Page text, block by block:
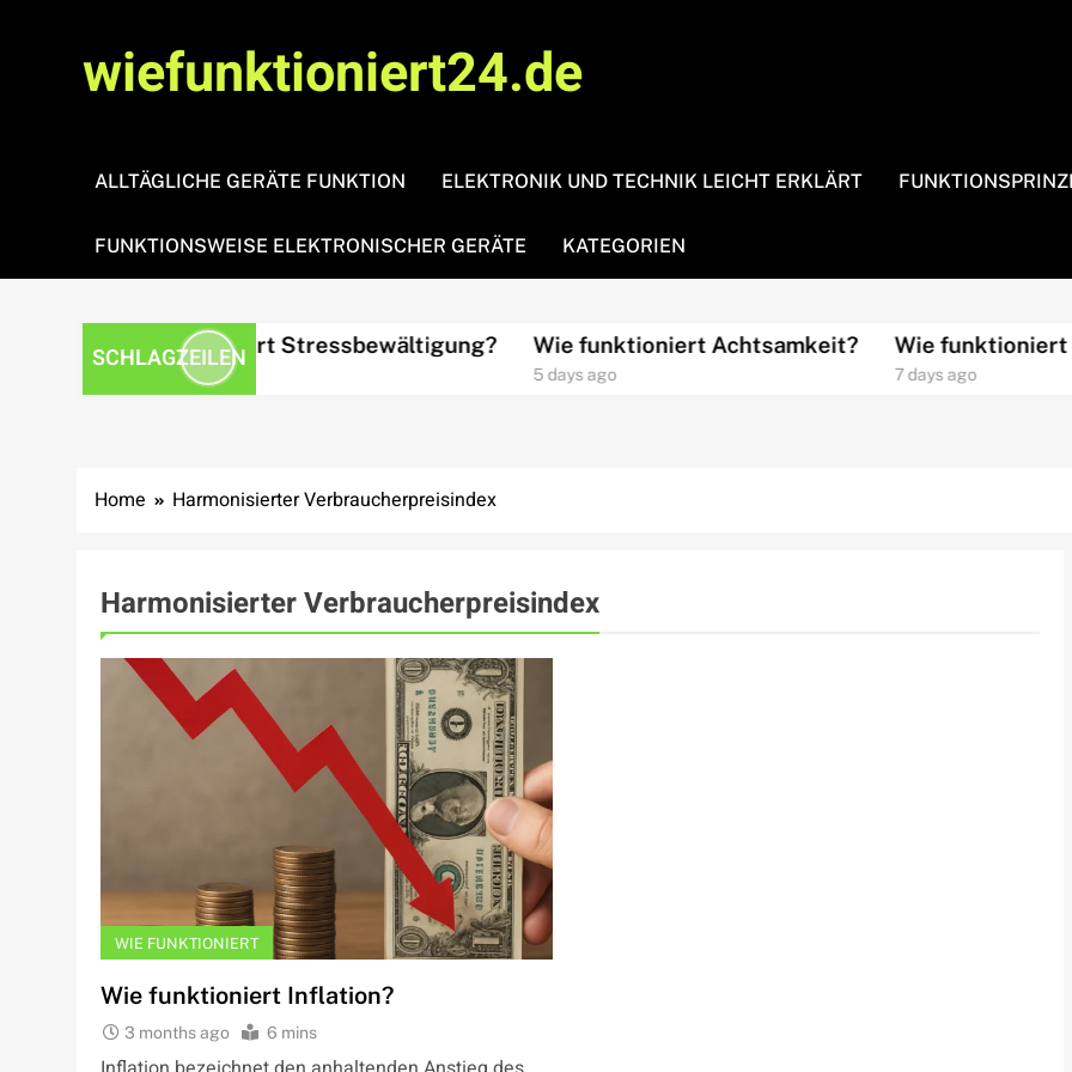
wiefunktioniert24.de
ALLTÄGLICHE GERÄTE FUNKTION ELEKTRONIK UND TECHNIK LEICHT ERKLÄRT
FUNKTIONSWEISE ELEKTRONISCHER GERÄTE KATEGORIEN
SCHLAGZEILEN
Wie funktioniert Stressbewältigung? Wie funktioniert Achtsamkeit?
5 days ago
Wie funktioniert
7 days ago
Home Harmonisierter Verbraucherpreisindex
Harmonisierter Verbraucherpreisindex
WIE FUNKTIONIERT
Wie funktioniert Inflation?
3 months ago 6 mins